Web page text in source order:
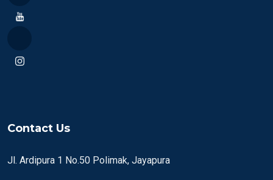
Contact Us
Jl. Ardipura 1 No.50 Polimak, Jayapura